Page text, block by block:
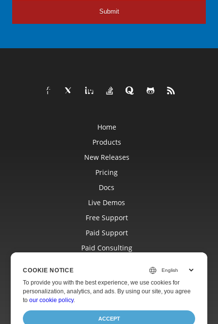
Submit
Home
Products
New Releases
Pricing
Docs
Live Demos
Free Support
Paid Support
Paid Consulting
Websites
About
COOKIE NOTICE
To provide you with the best experience, we use cookies for
personalization, analytics, and ads. By using our site, you agree
toour cookie policy.
ACCEPT